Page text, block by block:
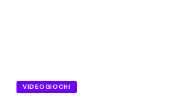
VIDEOGIOCHI